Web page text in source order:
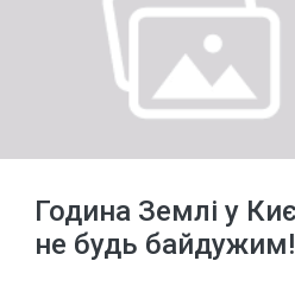
Година Землі у
не будь байдужим!